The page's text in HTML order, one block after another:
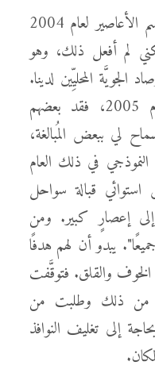
كان هناك أحد الآثار الجانبيَّة لموسم الأعاصير لعام 2004
لم أفعل ذلك، وهو
الجويَّة المحليِّين لدينا.
مع اقتراب موسم الأعاصير لعام 2005، فقد بعضهم
لي ببعض المُبالغة،
في ذلك العام
قبالة سواحل
إعصارٍ كبير. ومن
يبدو أن لهم هدفًا
والقلق. فتوقَّفت
من ذلك وطلبت من
إلى تغليف النوافذ